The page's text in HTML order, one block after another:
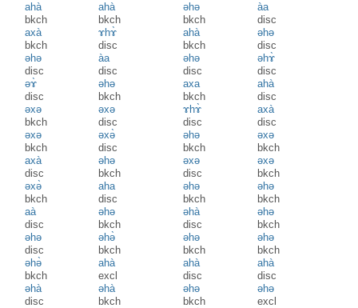
ahà
bkch
ahà
bkch
əhə
bkch
àa
disc
axà
bkch
ɤhɤ̀
disc
ahà
bkch
əhə
disc
əhə
disc
àa
disc
əhə
disc
əhɤ̀
disc
əɤ̀
disc
əhə
bkch
axa
bkch
ahà
disc
əxə
bkch
əxə
disc
ɤhɤ̀
disc
axà
disc
əxə
bkch
əxə̀
disc
əhə
bkch
əxə
bkch
axà
disc
əhə
bkch
əxə
disc
əxə
bkch
əxə̀
bkch
aha
disc
əhə
bkch
əhə
bkch
aà
disc
əhə
bkch
əhà
disc
əhə
bkch
əhə
disc
əhə̀
bkch
əhə
bkch
əhə
bkch
əhə̀
bkch
ahà
excl
ahà
disc
ahà
disc
əhà
disc
əhà
bkch
əhə
bkch
əhə
excl